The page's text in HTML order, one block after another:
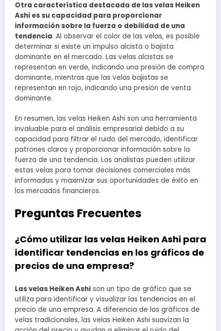
Otra característica destacada de las velas Heiken
Ashi es su capacidad para proporcionar
información sobre la fuerza o debilidad de una
tendencia. Al observar el color de las velas, es posible
determinar si existe un impulso alcista o bajista
dominante en el mercado. Las velas alcistas se
representan en verde, indicando una presión de compra
dominante, mientras que las velas bajistas se
representan en rojo, indicando una presión de venta
dominante.
En resumen, las velas Heiken Ashi son una herramienta
invaluable para el análisis empresarial debido a su
capacidad para filtrar el ruido del mercado, identificar
patrones claros y proporcionar información sobre la
fuerza de una tendencia. Los analistas pueden utilizar
estas velas para tomar decisiones comerciales más
informadas y maximizar sus oportunidades de éxito en
los mercados financieros.
Preguntas Frecuentes
¿Cómo utilizar las velas Heiken Ashi para
identificar tendencias en los gráficos de
precios de una empresa?
Las velas Heiken Ashi son un tipo de gráfico que se
utiliza para identificar y visualizar las tendencias en el
precio de una empresa. A diferencia de los gráficos de
velas tradicionales, las velas Heiken Ashi suavizan la